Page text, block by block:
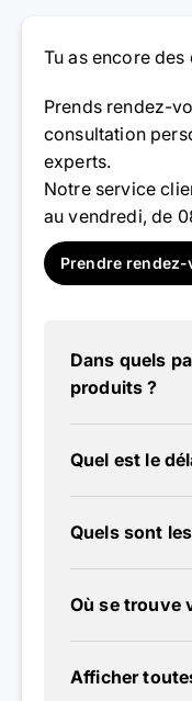
Tu as encore des
Prends rendez-
consultation
experts.
Notre service
au vendredi, de
Prendre rendez-
Dans quels
produits ?
Quel est le
Quels sont
Où se trouve
Afficher